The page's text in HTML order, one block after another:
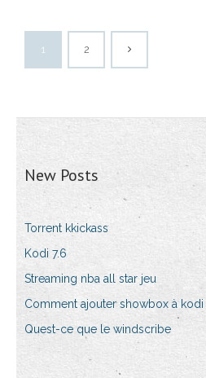
1 2
New Posts
Torrent kkickass
Kodi 7.6
Streaming nba all star jeu
Comment ajouter showbox à kodi
Quest-ce que le windscribe